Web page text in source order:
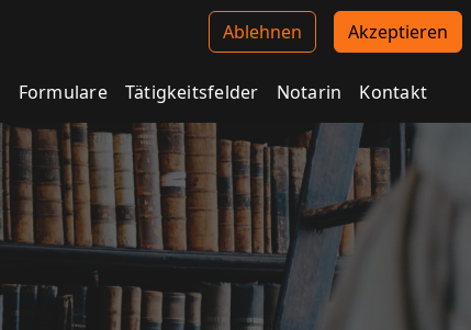
Ablehnen Akzeptieren
Formulare Tätigkeitsfelder Notarin Kontakt